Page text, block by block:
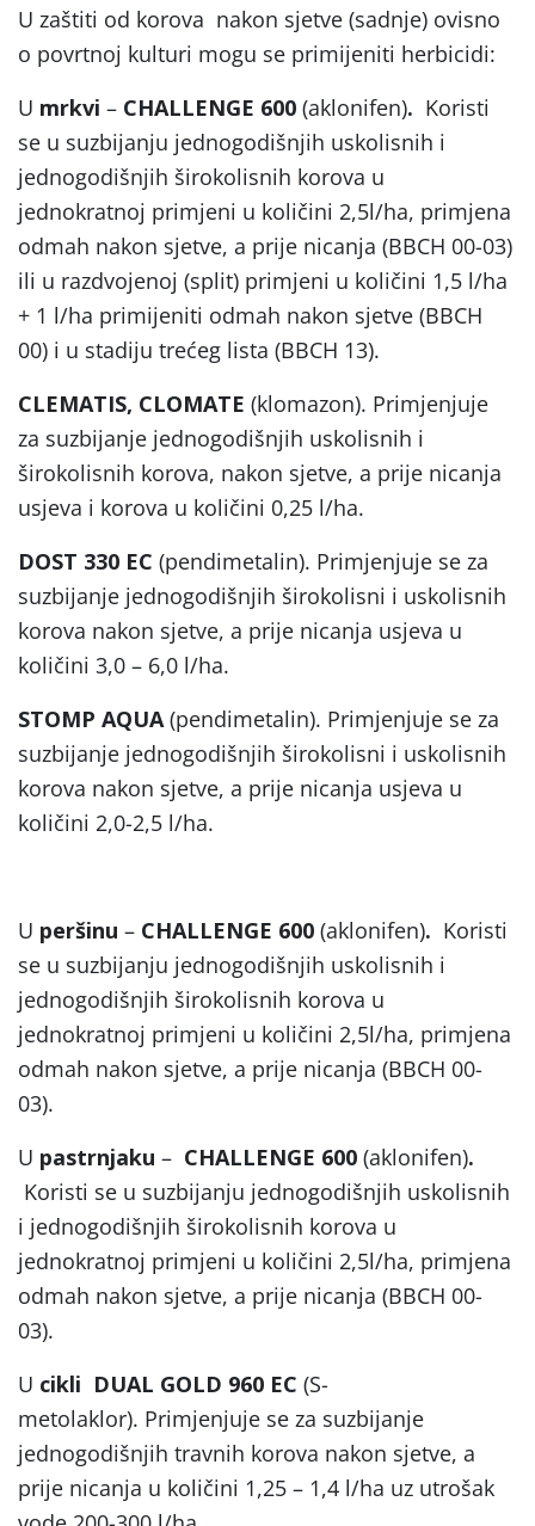
U zaštiti od korova nakon sjetve (sadnje) ovisno
o povrtnoj kulturi mogu se primijeniti herbicidi:
U mrkvi – CHALLENGE 600 (aklonifen). Koristi
se u suzbijanju jednogodišnjih uskolisnih i
jednogodišnjih širokolisnih korova u
jednokratnoj primjeni u količini 2,5l/ha, primjena
odmah nakon sjetve, a prije nicanja (BBCH 00-03)
ili u razdvojenoj (split) primjeni u količini 1,5 l/ha
+ 1 l/ha primijeniti odmah nakon sjetve (BBCH
00) i u stadiju trećeg lista (BBCH 13).
CLEMATIS, CLOMATE (klomazon). Primjenjuje
za suzbijanje jednogodišnjih uskolisnih i
širokolisnih korova, nakon sjetve, a prije nicanja
usjeva i korova u količini 0,25 l/ha.
DOST 330 EC (pendimetalin). Primjenjuje se za
suzbijanje jednogodišnjih širokolisni i uskolisnih
korova nakon sjetve, a prije nicanja usjeva u
količini 3,0 – 6,0 l/ha.
STOMP AQUA (pendimetalin). Primjenjuje se za
suzbijanje jednogodišnjih širokolisni i uskolisnih
korova nakon sjetve, a prije nicanja usjeva u
količini 2,0-2,5 l/ha.
U peršinu – CHALLENGE 600 (aklonifen). Koristi
se u suzbijanju jednogodišnjih uskolisnih i
jednogodišnjih širokolisnih korova u
jednokratnoj primjeni u količini 2,5l/ha, primjena
odmah nakon sjetve, a prije nicanja (BBCH 00-
03).
U pastrnjaku – CHALLENGE 600 (aklonifen).
Koristi se u suzbijanju jednogodišnjih uskolisnih
i jednogodišnjih širokolisnih korova u
jednokratnoj primjeni u količini 2,5l/ha, primjena
odmah nakon sjetve, a prije nicanja (BBCH 00-
03).
U cikli DUAL GOLD 960 EC (S-
metolaklor). Primjenjuje se za suzbijanje
jednogodišnjih travnih korova nakon sjetve, a
prije nicanja u količini 1,25 – 1,4 l/ha uz utrošak